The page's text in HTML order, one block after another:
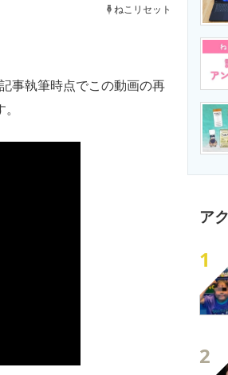
エネルギーの専門メ
ねこリセット
事執筆時点でこの動画の再
ア
1
2